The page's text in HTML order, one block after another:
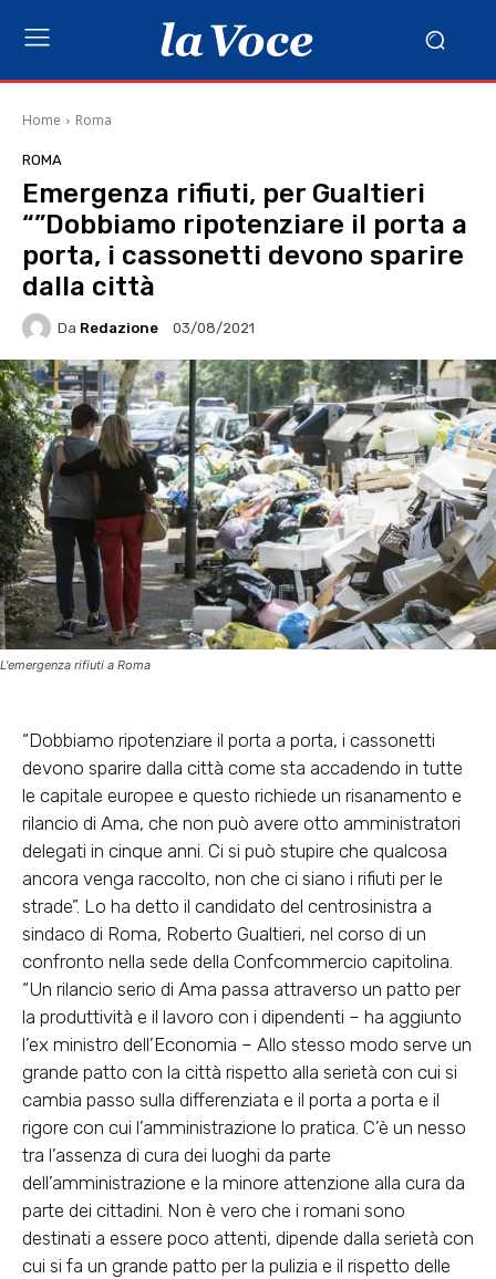
Home Roma
ROMA
Emergenza rifiuti, per Gualtieri
“”Dobbiamo ripotenziare il porta a
porta, i cassonetti devono sparire
dalla città
Da Redazione 03/08/2021
L'emergenza rifiuti a Roma
“Dobbiamo ripotenziare il porta a porta, i cassonetti
devono sparire dalla città come sta accadendo in tutte
le capitale europee e questo richiede un risanamento e
rilancio di Ama, che non può avere otto amministratori
delegati in cinque anni. Ci si può stupire che qualcosa
ancora venga raccolto, non che ci siano i rifiuti per le
strade”. Lo ha detto il candidato del centrosinistra a
sindaco di Roma, Roberto Gualtieri, nel corso di un
confronto nella sede della Confcommercio capitolina.
“Un rilancio serio di Ama passa attraverso un patto per
la produttività e il lavoro con i dipendenti – ha aggiunto
l’ex ministro dell’Economia – Allo stesso modo serve un
grande patto con la città rispetto alla serietà con cui si
cambia passo sulla differenziata e il porta a porta e il
rigore con cui l’amministrazione lo pratica. C’è un nesso
tra l’assenza di cura dei luoghi da parte
dell’amministrazione e la minore attenzione alla cura da
parte dei cittadini. Non è vero che i romani sono
destinati a essere poco attenti, dipende dalla serietà con
cui si fa un grande patto per la pulizia e il rispetto delle